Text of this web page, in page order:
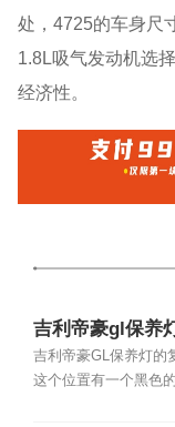
处，4725的车身尺
1.8L吸气发动机选
经济性。
吉利帝豪gl保养
吉利帝豪GL保养灯的
这个位置有一个黑色